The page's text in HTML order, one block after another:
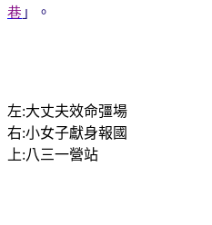
巷 」。
左:大丈夫效命彊場
右:小女子獻身報國
上:八三一營站